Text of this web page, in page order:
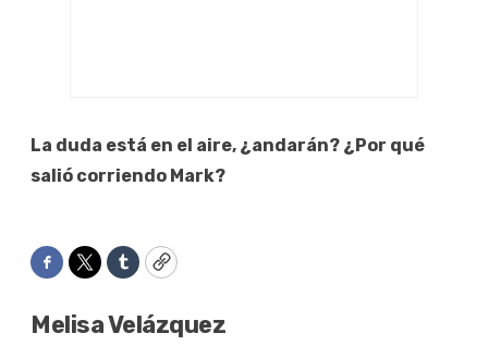
La duda está en el aire, ¿andarán? ¿Por qué
salió corriendo Mark?
Facebook
TwitterTumblrCopy
Melisa Velázquez